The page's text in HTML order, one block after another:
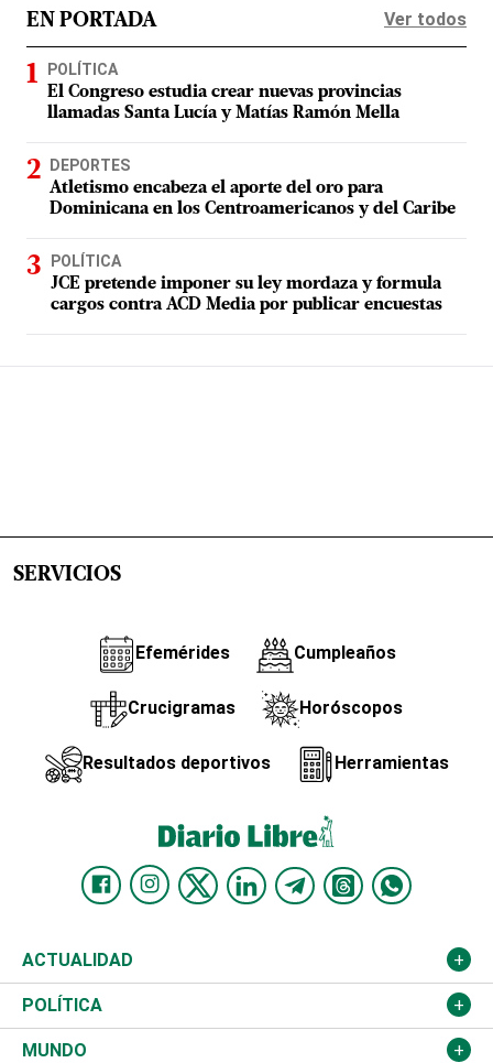
EN PORTADA Ver todos
POLÍTICA
El Congreso estudia crear nuevas provincias
llamadas Santa Lucía y Matías Ramón Mella
DEPORTES
Atletismo encabeza el aporte del oro para
Dominicana en los Centroamericanos y del Caribe
POLÍTICA
JCE pretende imponer su ley mordaza y formula
cargos contra ACD Media por publicar encuestas
SERVICIOS
Efemérides Cumpleaños
Crucigramas Horóscopos
Resultados deportivos Herramientas
ACTUALIDAD
Nacional
Ciudad
POLÍTICA
Partidos
MUNDO